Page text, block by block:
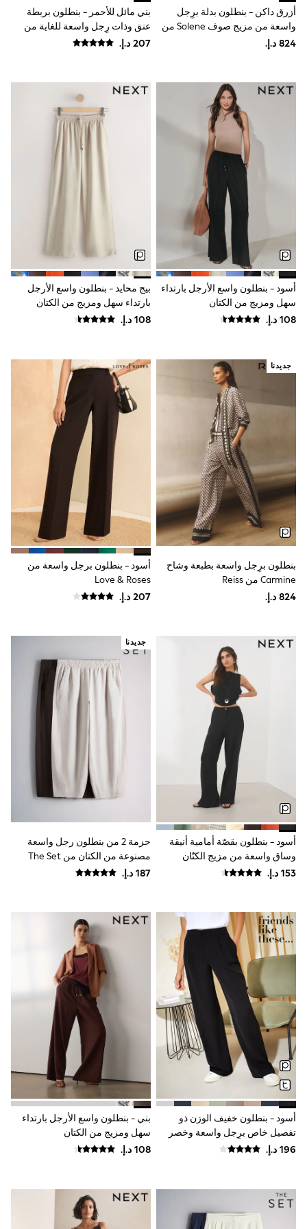
Shoes
Dresses
Sweatshirts
Cardigans
Coats & Jackets
Underwear
Socks & Tights
Multipacks
All Girls Sports & Swimwear
Trainers & Pumps
Swimwear
Tops
Leggings
Shorts
Joggers
adidas
Nike
Shop All
Shoes
Coats & Jackets
Bags & Accessories
Shop all
Shoes
Coats & Jackets
Bags
Polo Shirts
Blue
Black
White
Grey
Green
Red
All Branded Schoolwear
adidas
Nike
Baker by Ted Baker
Hype
Kickers
Clarks
Vans
Vanilla Underground
Eastpak
Bags & Backpacks
Caps
Belts
Jumpers
Polo Shirts
All Girls Sports & Swimwear
T-Shirts
Bags & Backpacks
Lunchboxes
Caps
Bags
Blouses
Shirts
Polo Shirts
GIRLS
E-Gift Card
All Girl's New In
0-2 years
3-5 years
6-8 years
9-11 years
12-14 years
15+ years
All Clothing
Coats & Jackets
Dresses
Holiday Shop
Jeans
Jumpsuits & Playsuits
Kid's Top Picks
Summer Dresses
Polka Dots
THE SET
World Cup
Pants & Leggings
Schoolwear
أزرق داكن - بنطلون بدلة برِجل
واسعة من مزيج صوف Solene من
Reiss
بني مائل للأحمر - بنطلون بربطة
عنق وذات رِجل واسعة للغاية من
Friends Like These
أسود - بنطلون واسع الأرجل بارتداء
سهل ومزيج من الكتان
بيج محايد - بنطلون واسع الأرجل
بارتداء سهل ومزيج من الكتان
جديدنا
بنطلون برِجل واسعة بطبعة وشاح
Carmine من Reiss
أسود - بنطلون برجل واسعة من
Love & Roses
أسود - بنطلون بقصّة أمامية أنيقة
وساق واسعة من مزيج الكتّان
جديدنا
حزمة 2 من بنطلون رجل واسعة
مصنوعة من الكتان من The Set
أسود - بنطلون خفيف الوزن ذو
تفصيل خاص برِجل واسعة وخصر
بني - بنطلون واسع الأرجل بارتداء
سهل ومزيج من الكتان